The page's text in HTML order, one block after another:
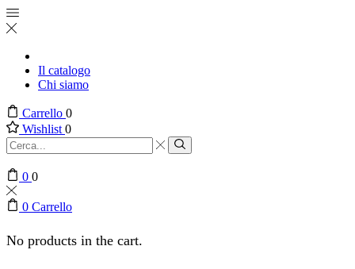
Il catalogo
Chi siamo
Carrello 0
Wishlist 0
Search
input
Search
0 0
0 Carrello
No products in the cart.